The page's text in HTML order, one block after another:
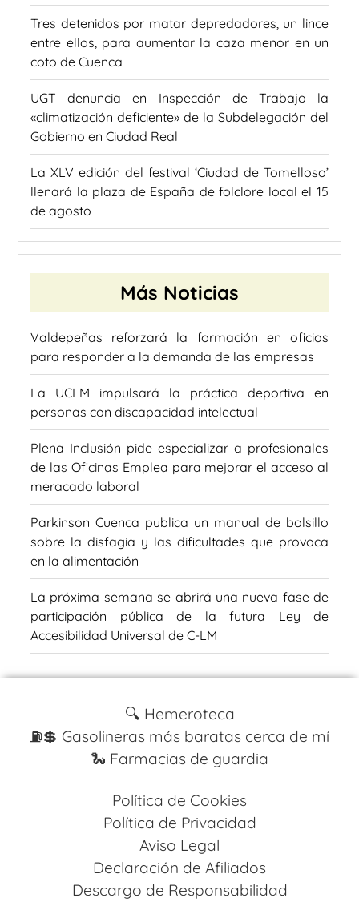
Tres detenidos por matar depredadores, un lince
entre ellos, para aumentar la caza menor en un
coto de Cuenca
UGT denuncia en Inspección de Trabajo la
«climatización deficiente» de la Subdelegación del
Gobierno en Ciudad Real
La XLV edición del festival ‘Ciudad de Tomelloso’
llenará la plaza de España de folclore local el 15
de agosto
Más Noticias
Valdepeñas reforzará la formación en oficios
para responder a la demanda de las empresas
La UCLM impulsará la práctica deportiva en
personas con discapacidad intelectual
Plena Inclusión pide especializar a profesionales
de las Oficinas Emplea para mejorar el acceso al
meracado laboral
Parkinson Cuenca publica un manual de bolsillo
sobre la disfagia y las dificultades que provoca
en la alimentación
La próxima semana se abrirá una nueva fase de
participación pública de la futura Ley de
Accesibilidad Universal de C-LM
🔍 Hemeroteca
⛽️💲 Gasolineras más baratas cerca de mí
🐍 Farmacias de guardia
Política de Cookies
Política de Privacidad
Aviso Legal
Declaración de Afiliados
Descargo de Responsabilidad